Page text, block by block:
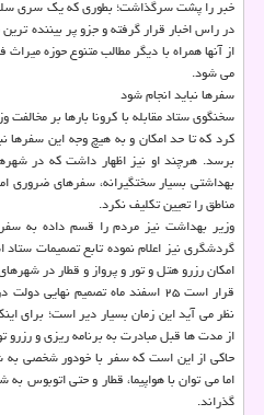
خبر را پشت سرگذاشت؛ بطوری که یک سری
در راس اخبار قرار گرفته و جزو پر بیننده
از آنها همراه با دیگر مطالب متنوع حوزه
می شود.
سفرها نباید انجام شود
سخنگوی ستاد مقابله با کرونا بارها بر
کرد که تا حد امکان و به هیچ وجه این سفرها
برسد. هرچند او نیز اظهار داشت که در
بهداشتی بسیار سختگیرانه، سفرهای ضروری
مناطق را تعیین تکلیف نکرد.
وزیر بهداشت نیز مردم را قسم داده به
گردشگری نیز اعلام نموده تابع تصمیمات
امکان رزرو هتل و تور و پرواز و قطار در
قرار است ۲۵ اسفند ماه تصمیم
نظر می آید این زمان بسیار دیر است؛ برای
از مدت ها قبل مبادرت به برنامه ریزی و رزرو
حاکی از این است که سفر با خودور شخصی به
اما می توان با هواپیما، قطار و حتی اتوبوس
گذراند.